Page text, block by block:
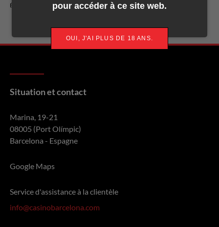
ÉTIQUETTE:
Situation et contact
Marina, 19-21
08005 (Port Olímpic)
Barcelona - Espagne
Google Maps
Service d'assistance à la clientèle
info@casinobarcelona.com
pour accéder à ce site web.
OUI, J'AI PLUS DE 18 ANS.